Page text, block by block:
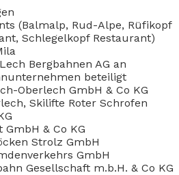
(Balmalp, Rud-Alpe, Rüfikopf
Schlegelkopf Restaurant)
Bergbahnen AG an
beteiligt
Oberlech GmbH & Co KG
Skilifte Roter Schrofen
& Co KG
Strolz GmbH
GmbH
Gesellschaft m.b.H. & Co KG